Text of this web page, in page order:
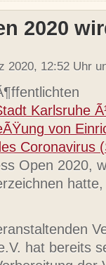
2020
2020, 12:52 Uhr
Karlsruhe
von
Coronavirus
Open 2020,
hat bereits